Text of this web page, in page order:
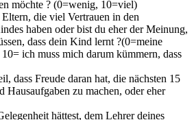
möchte ? (0=wenig, 10=viel)
die viel Vertrauen in den
haben oder bist du eher der Meinung,
dass dein Kind lernt ?(0=meine
ich muss mich darum kümmern, dass
dass Freude daran hat, die nächsten 15
Hausaufgaben zu machen, oder eher
hättest, dem Lehrer deines